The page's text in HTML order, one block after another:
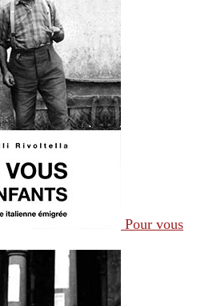
Pour vous